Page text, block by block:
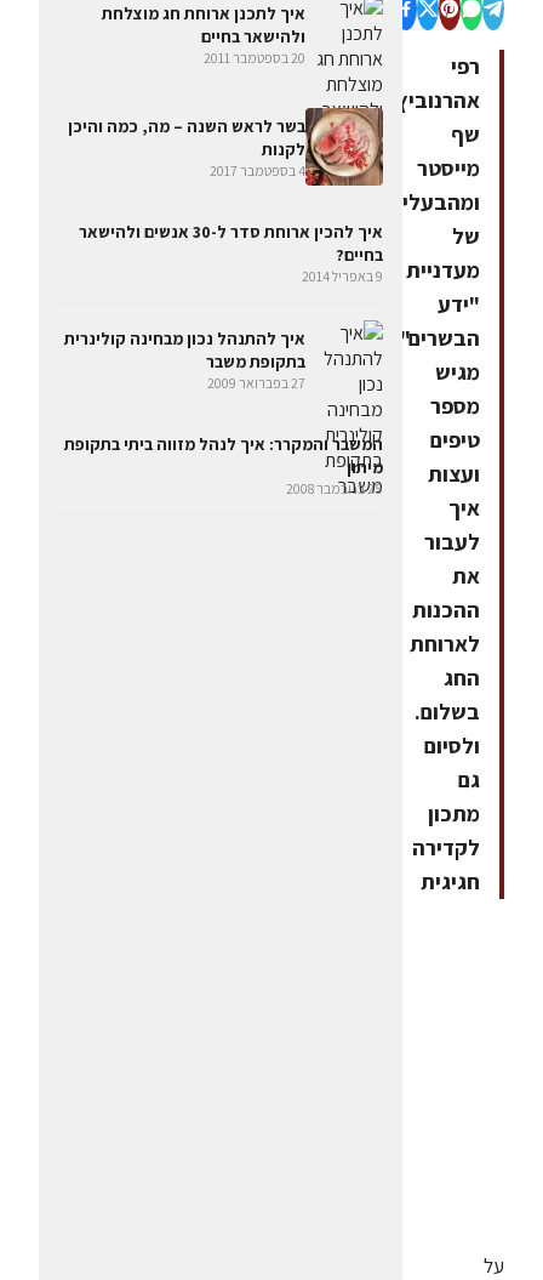
רפי
אהרנוביץ,
שף
מייסטר
ומהבעלים
של
מעדניית
"ידע
הבשרים",
מגיש
מספר
טיפים
ועצות
איך
לעבור
את
ההכנות
לארוחת
החג
בשלום.
ולסיום
גם
מתכון
לקדירה
חגיגית
על
איך לתכנן ארוחת חג מוצלחת
ולהישאר בחיים
20 בספטמבר 2011
בשר לראש השנה – מה, כמה והיכן
לקנות
4 בספטמבר 2017
איך להכין ארוחת סדר ל-30 אנשים ולהישאר
בחיים?
9 באפריל 2014
איך להתנהל נכון מבחינה קולינרית
בתקופת משבר
27 בפברואר 2009
המשבר והמקרר: איך לנהל מזווה ביתי בתקופת
מיתון
25 בנובמבר 2008